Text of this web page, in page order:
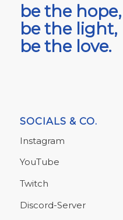
be the hope,
be the light,
be the love.
SOCIALS & CO.
Instagram
YouTube
Twitch
Discord-Server